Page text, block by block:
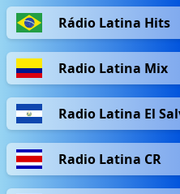
Rádio Latina Hits
Radio Latina Mix
Radio Latina El
Radio Latina CR